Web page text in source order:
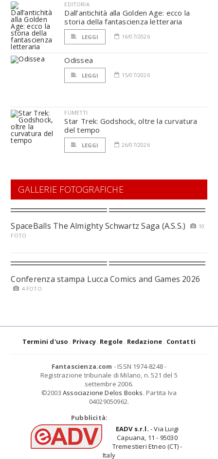
EDITORIA
Dall’antichità alla Golden Age: ecco la
storia della fantascienza letteraria
LEGGI 16/07/2026
Odissea
LEGGI 15/07/2026
FUMETTI
Star Trek: Godshock, oltre la curvatura
del tempo
LEGGI 26/07/2026
GALLERIE FOTOGRAFICHE
SpaceBalls The Almighty Schwartz Saga (A.S.S.)
10
FOTO
Conferenza stampa Lucca Comics and Games 2026
4 FOTO
Termini d'uso Privacy Regole Redazione Contatti
Fantascienza.com - ISSN 1974-8248 -
Registrazione tribunale di Milano, n. 521 del 5
settembre 2006.
©2003 Associazione Delos Books. Partita Iva
04029050962.
Pubblicità:
EADV s.r.l. - Via Luigi
Capuana, 11 - 95030
Tremestieri Etneo (CT) -
Italy